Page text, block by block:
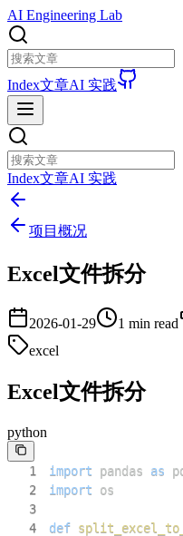
AI Engineering Lab
Index文章AI 实践
Index文章AI 实践
项目概况
Excel文件拆分
2026-01-29 1 min read
excel
Excel文件拆分
python
1 import pandas as
2
import
3
4
def